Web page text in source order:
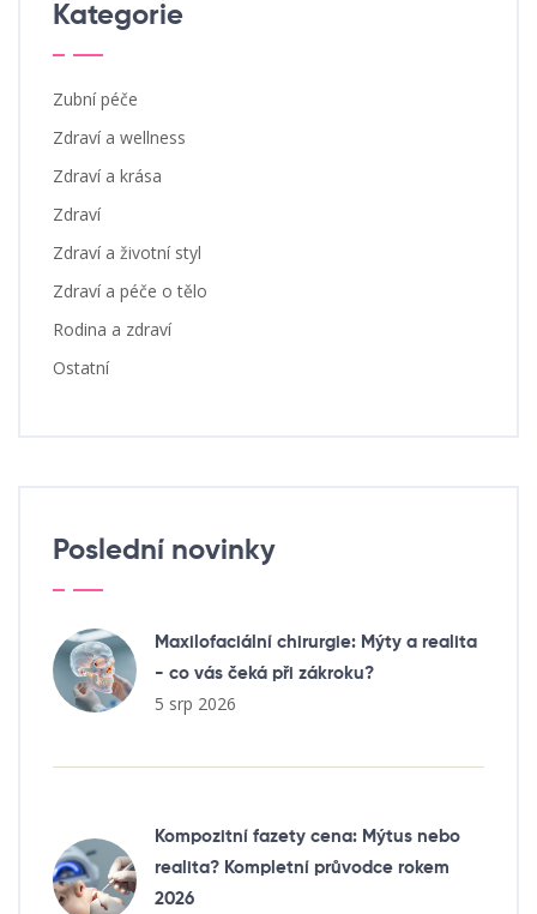
Kategorie
Zubní péče
Zdraví a wellness
Zdraví a krása
Zdraví
Zdraví a životní styl
Zdraví a péče o tělo
Rodina a zdraví
Ostatní
Poslední novinky
Maxilofaciální chirurgie: Mýty a realita
- co vás čeká při zákroku?
5 srp 2026
Kompozitní fazety cena: Mýtus nebo
realita? Kompletní průvodce rokem
2026